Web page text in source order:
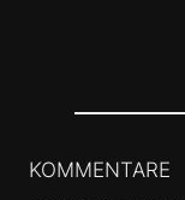
KOMMENTARE